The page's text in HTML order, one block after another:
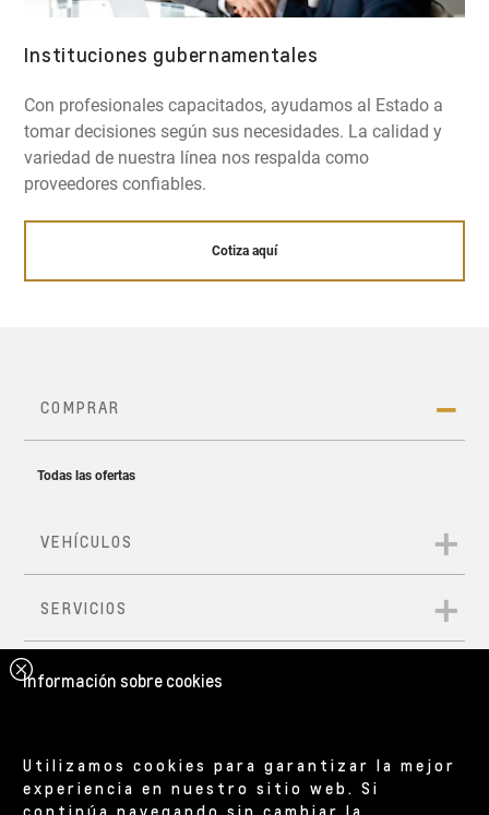
Instituciones gubernamentales
Con profesionales capacitados, ayudamos al Estado a
tomar decisiones según sus necesidades. La calidad y
variedad de nuestra línea nos respalda como
proveedores confiables.
Cotiza aquí
Información sobre cookies
Utilizamos cookies para garantizar la mejor
experiencia en nuestro sitio web. Si
continúa navegando sin cambiar la